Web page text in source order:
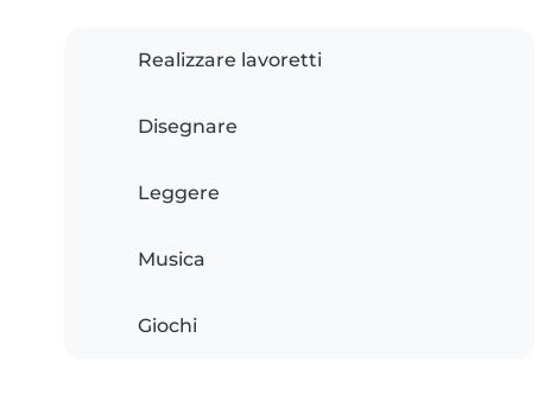
Realizzare lavoretti
Disegnare
Leggere
Musica
Giochi